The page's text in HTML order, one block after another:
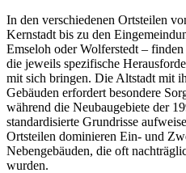
In den verschiedenen Ortsteilen
Kernstadt bis zu den
Emseloh oder Wolferstedt –
die jeweils spezifische
mit sich bringen. Die Altstadt mit
Gebäuden erfordert besondere
während die Neubaugebiete der
standardisierte Grundrisse
Ortsteilen dominieren Ein- und
Nebengebäuden, die oft
wurden.